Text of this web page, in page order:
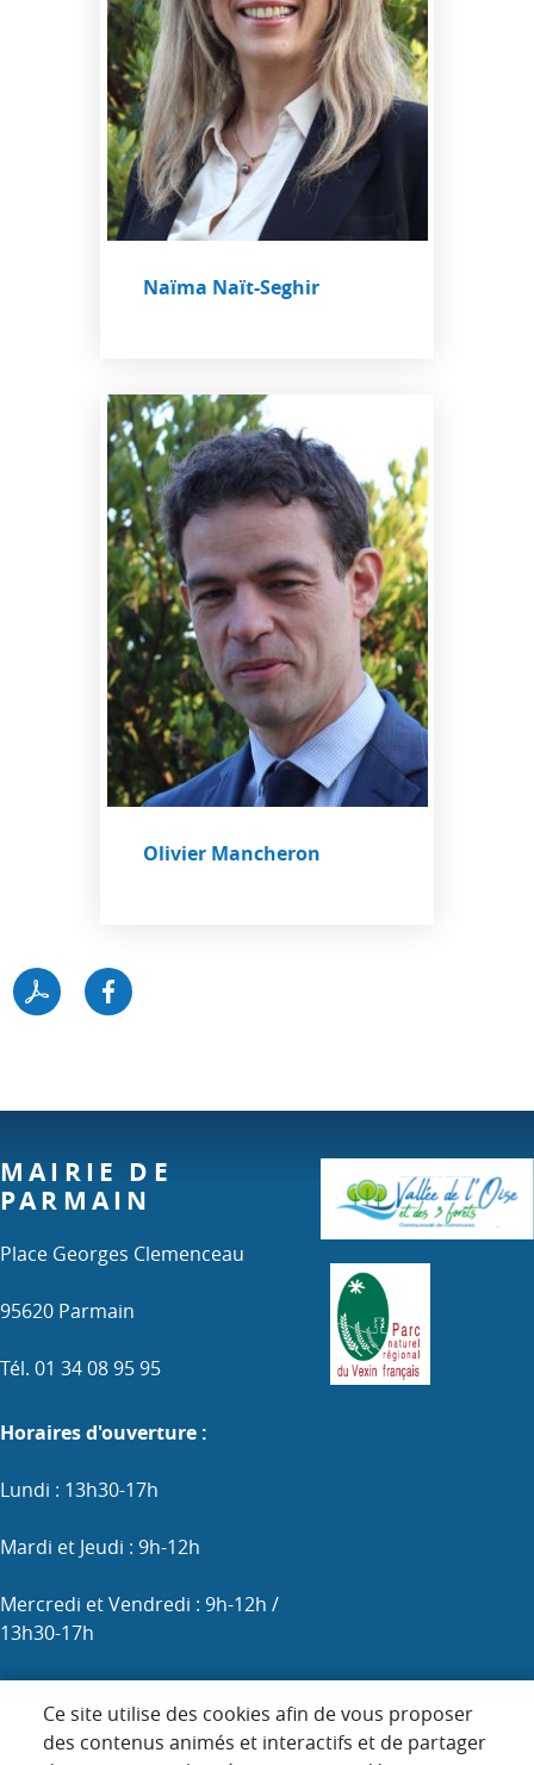
Naïma Naït-Seghir
Olivier Mancheron
Ce site utilise des cookies afin de vous proposer
des contenus animés et interactifs et de partager
MAIRIE DE
PARMAIN
Place Georges Clemenceau
95620 Parmain
Tél. 01 34 08 95 95
Horaires d'ouverture :
Lundi : 13h30-17h
Mardi et Jeudi : 9h-12h
Mercredi et Vendredi : 9h-12h /
13h30-17h